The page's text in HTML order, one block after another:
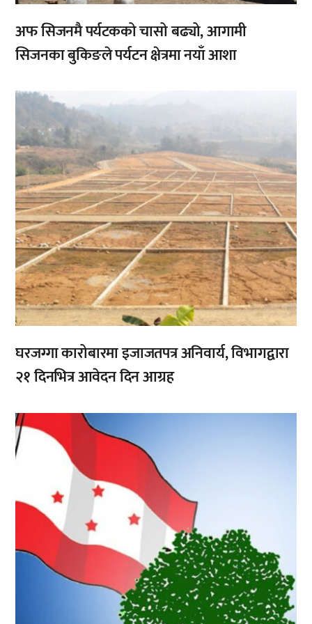
अफ सिजनमै पर्यटकको चासो बढ्यो, आगामी
सिजनका बुकिङले पर्यटन क्षेत्रमा नयाँ आशा
,
घरजग्गा कारोबारमा इजाजतपत्र अनिवार्य, विभागद्वारा
२१ दिनभित्र आवेदन दिन आग्रह
,